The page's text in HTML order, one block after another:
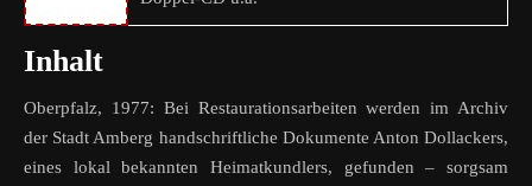
Inhalt
Oberpfalz, 1977: Bei Restaurationsarbeiten werden im Archiv
der Stadt Amberg handschriftliche Dokumente Anton Dollackers,
eines lokal bekannten Heimatkundlers, gefunden – sorgsam